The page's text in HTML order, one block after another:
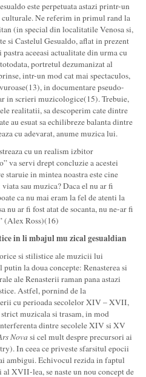
este perpetuata astazi printr-un
Ne referim in primul rand la
(in special din localitatile Venosa si,
si Castelul Gesualdo, aflat in prezent
aceeasi actualitate din urma cu
portretul dezumanizat al
intr-un mod cat mai spectaculos,
in documentare pseudo-
in scrieri muzicologice(15). Trebuie,
realitatii, sa descoperim cate dintre
au esuat sa echilibreze balanta dintre
cu adevarat, anume muzica lui.
cu un realism izbitor
va servi drept concluzie a acestei
staruie in mintea noastra este cine
sau muzica? Daca el nu ar fi
ca nu mai eram la fel de atenti la
nu ar fi fost atat de socanta, nu ne-ar fi
(Alex Ross)(16)
in li mbajul mu zical gesualdian
si stilistice ale muzicii lui
la doua concepte: Renasterea si
ale Renasterii raman pana astazi
Astfel, pornind de la
cu perioada secolelor XIV – XVII,
muzicala si trasam, in mod
dintre secolele XIV si XV
Novasi cel mult despre precursori ai
In ceea ce priveste sfarsitul epocii
ambigui. Echivocul rezida in faptul
XVII-lea, se naste un nou concept de